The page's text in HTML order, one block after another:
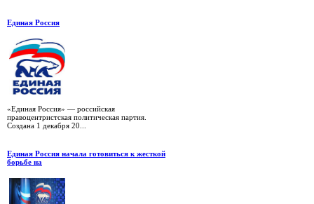
Единая Россия
«Единая Россия» — российская
правоцентристская политическая партия.
Создана 1 декабря 20...
Единая Россия начала готовиться к жесткой
борьбе на